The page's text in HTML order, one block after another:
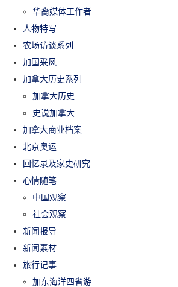
华裔媒体工作者
人物特写
农场访谈系列
加国采风
加拿大历史系列
加拿大历史
史说加拿大
加拿大商业档案
北京奥运
回忆录及家史研究
心情随笔
中国观察
社会观察
新闻报导
新闻素材
旅行记事
加东海洋四省游